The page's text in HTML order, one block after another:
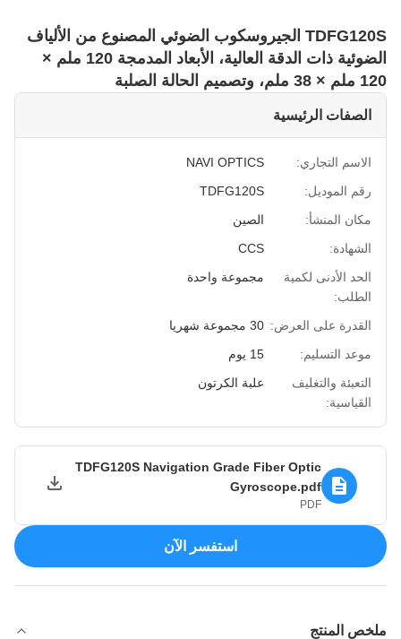
TDFG120S الجيروسكوب الضوئي المصنوع من الألياف
الضوئية ذات الدقة العالية، الأبعاد المدمجة 120 ملم ×
120 ملم × 38 ملم، وتصميم الحالة الصلبة
الصفات الرئيسية
الاسم التجاري:
NAVI OPTICS
رقم الموديل:
TDFG120S
مكان المنشأ:
الصين
الشهادة:
CCS
الحد الأدنى لكمية
الطلب:
مجموعة واحدة
القدرة على العرض: 30 مجموعة شهريا
موعد التسليم:
15 يوم
التعبئة والتغليف
القياسية:
علبة الكرتون
TDFG120S Navigation Grade Fiber Optic
Gyroscope.pdf
PDF
استفسر الآن
ملخص المنتج